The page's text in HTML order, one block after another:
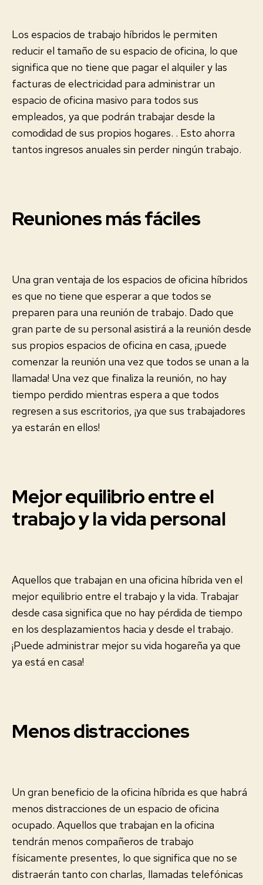
Los espacios de trabajo híbridos le permiten
reducir el tamaño de su espacio de oficina, lo que
significa que no tiene que pagar el alquiler y las
facturas de electricidad para administrar un
espacio de oficina masivo para todos sus
empleados, ya que podrán trabajar desde la
comodidad de sus propios hogares. . Esto ahorra
tantos ingresos anuales sin perder ningún trabajo.
Reuniones más fáciles
Una gran ventaja de los espacios de oficina híbridos
es que no tiene que esperar a que todos se
preparen para una reunión de trabajo. Dado que
gran parte de su personal asistirá a la reunión desde
sus propios espacios de oficina en casa, ¡puede
comenzar la reunión una vez que todos se unan a la
llamada! Una vez que finaliza la reunión, no hay
tiempo perdido mientras espera a que todos
regresen a sus escritorios, ¡ya que sus trabajadores
ya estarán en ellos!
Mejor equilibrio entre el
trabajo y la vida personal
Aquellos que trabajan en una oficina híbrida ven el
mejor equilibrio entre el trabajo y la vida. Trabajar
desde casa significa que no hay pérdida de tiempo
en los desplazamientos hacia y desde el trabajo.
¡Puede administrar mejor su vida hogareña ya que
ya está en casa!
Menos distracciones
Un gran beneficio de la oficina híbrida es que habrá
menos distracciones de un espacio de oficina
ocupado. Aquellos que trabajan en la oficina
tendrán menos compañeros de trabajo
físicamente presentes, lo que significa que no se
distraerán tanto con charlas, llamadas telefónicas